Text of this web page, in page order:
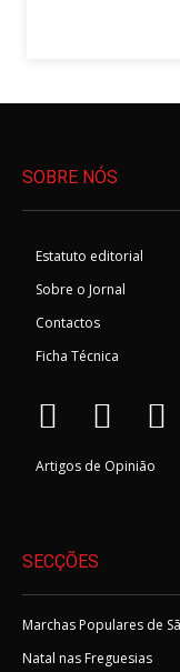
SOBRE NÓS
Estatuto editorial
Sobre o Jornal
Contactos
Ficha Técnica
Artigos de Opinião
SECÇÕES
Marchas Populares de
Natal nas Freguesias